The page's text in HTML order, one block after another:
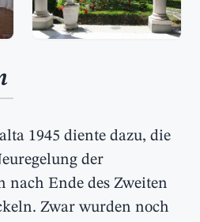
1945 diente dazu, die
der
nach Ende des Zweiten
Zwar wurden noch